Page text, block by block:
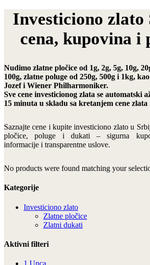
Investiciono zlato
cena, kupovina i
Nudimo zlatne pločice od 1g, 2g, 5g, 10g,
100g, zlatne poluge od 250g, 500g i 1kg,
Jozef i Wiener Philharmoniker.
Sve cene investicionog zlata se automatski
15 minuta u skladu sa kretanjem cene
Saznajte cene i kupite investiciono zlato u
pločice, poluge i dukati – sigurna
informacije i transparentne uslove.
No products were found matching your
Kategorije
Investiciono zlato
Zlatne pločice
Zlatni dukati
Aktivni filteri